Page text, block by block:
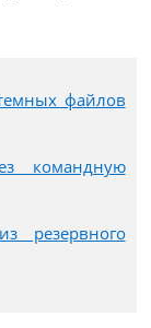
файлов
командную
резервного